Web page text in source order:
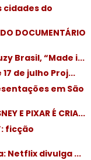
cidades do
DOCUMENTÁRIO
Brasil, “Made i...
de julho Proj...
em São
E PIXAR É CRIA...
ficção
Netflix divulga ...